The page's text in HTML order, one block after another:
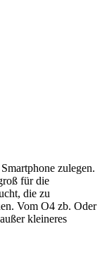
zulegen.
für die
die zu
Vom O4 zb. Oder
kleineres